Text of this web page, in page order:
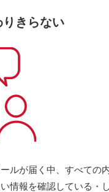
きらない
ルが届く中、すべての
情報を確認している・